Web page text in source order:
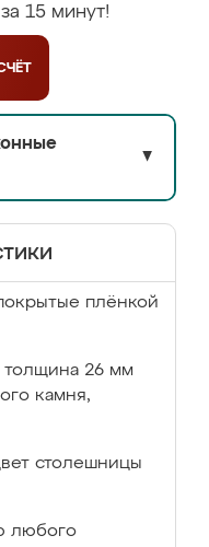
15 минут!
▼
плёнкой
толщина 26 мм
камня,
столешницы
любого